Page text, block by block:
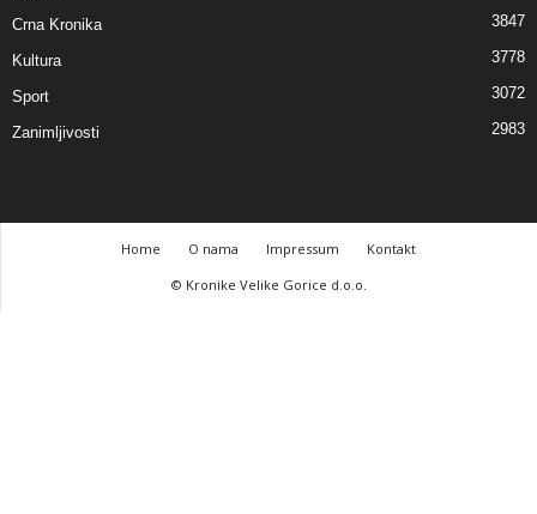
Crna Kronika 3847
Kultura 3778
Sport 3072
Zanimljivosti 2983
Home O nama Impressum
Kontakt
© Kronike Velike Gorice d.o.o.